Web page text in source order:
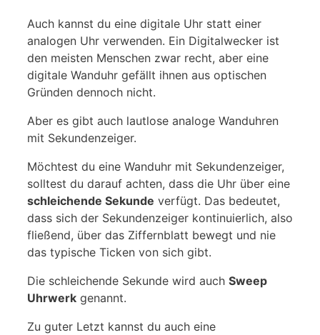
Auch kannst du eine digitale Uhr statt einer
analogen Uhr verwenden. Ein Digitalwecker ist
den meisten Menschen zwar recht, aber eine
digitale Wanduhr gefällt ihnen aus optischen
Gründen dennoch nicht.
Aber es gibt auch lautlose analoge Wanduhren
mit Sekundenzeiger.
Möchtest du eine Wanduhr mit Sekundenzeiger,
solltest du darauf achten, dass die Uhr über eine
schleichende Sekunde verfügt. Das bedeutet,
dass sich der Sekundenzeiger kontinuierlich, also
fließend, über das Ziffernblatt bewegt und nie
das typische Ticken von sich gibt.
Die schleichende Sekunde wird auch Sweep
Uhrwerk genannt.
Zu guter Letzt kannst du auch eine